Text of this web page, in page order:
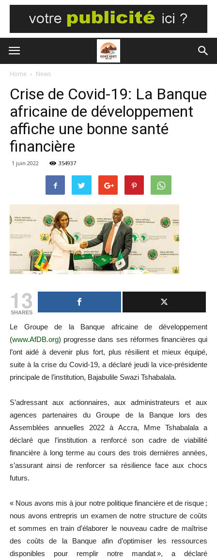
Home News
Crise de Covid-19: La Banque
africaine de développement
affiche une bonne santé
financière
1 juin 2022 354937
13
SHARES
Le Groupe de la Banque africaine de développement
(www.AfDB.org) progresse dans ses réformes financières qui
l’ont aidé à devenir plus fort, plus résilient et mieux équipé,
suite à la crise du Covid-19, a déclaré jeudi la vice-présidente
principale de l’institution, Bajabulile Swazi Tshabalala.
S’adressant aux actionnaires, aux administrateurs et aux
agences partenaires du Groupe de la Banque lors des
Assemblées annuelles 2022 à Accra, Mme Tshabalala a
déclaré que l’institution a renforcé son cadre de viabilité
financière à long terme au cours des trois dernières années,
s’assurant ainsi de renforcer sa résilience face aux chocs
futurs.
« Nous avons mis à jour notre politique financière et de risque ;
nous avons entrepris un examen de notre structure de coûts
et sommes en train d’élaborer le nouveau cadre de maîtrise
des coûts de la Banque afin d’optimiser les ressources
disponibles pour remplir notre mandat », a déclaré